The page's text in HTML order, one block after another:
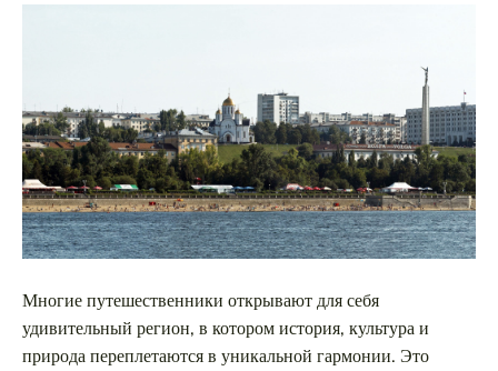
Многие путешественники открывают для себя
удивительный регион, в котором история, культура и
природа переплетаются в уникальной гармонии. Это